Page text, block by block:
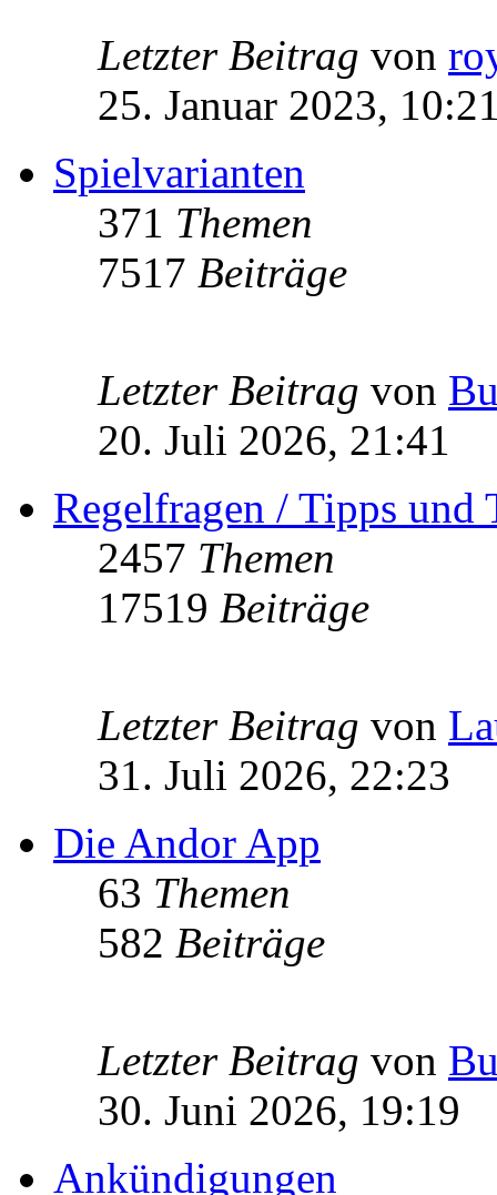
Letzter Beitrag von
25. Januar 2023,
Spielvarianten
371 Themen
7517 Beiträge
Letzter Beitrag von
20. Juli 2026, 21:41
Regelfragen / Tipps und
2457 Themen
17519 Beiträge
Letzter Beitrag von
31. Juli 2026, 22:23
Die Andor App
63 Themen
582 Beiträge
Letzter Beitrag von
30. Juni 2026, 19:19
Ankündigungen